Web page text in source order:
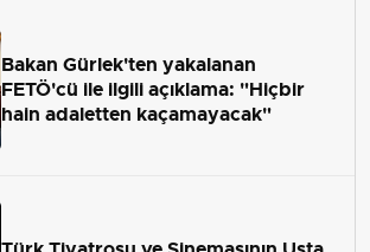
Bakan Gürlek'ten yakalanan
FETÖ'cü ile ilgili açıklama: "Hiçbir
hain adaletten kaçamayacak"